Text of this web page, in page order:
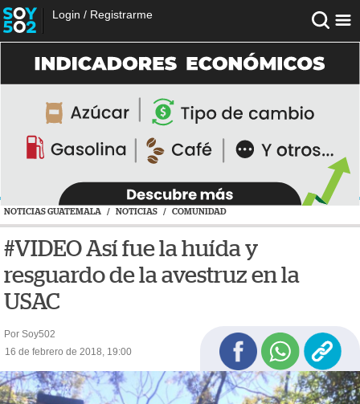
Login / Registrarme
NOTICIAS GUATEMALA / NOTICIAS / COMUNIDAD
#VIDEO Así fue la huída y
resguardo de la avestruz en la
USAC
Por Soy502
16 de febrero de 2018, 19:00